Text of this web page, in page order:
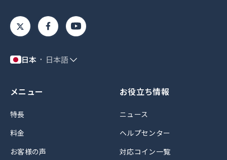
日本 日本語
メニュー
特長
料金
お客様の声
お役立ち情報
ニュース
ヘルプセンター
対応コイン一覧